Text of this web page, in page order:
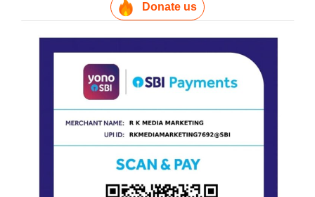
Donate us